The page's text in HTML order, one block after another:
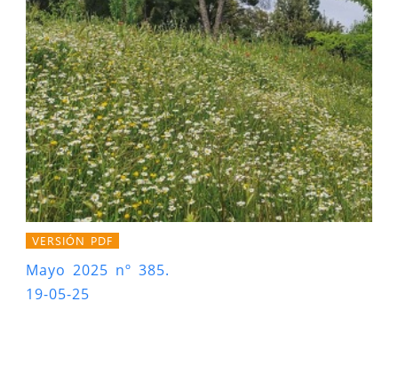
VERSIÓN PDF
Mayo 2025 nº 385.
19-05-25